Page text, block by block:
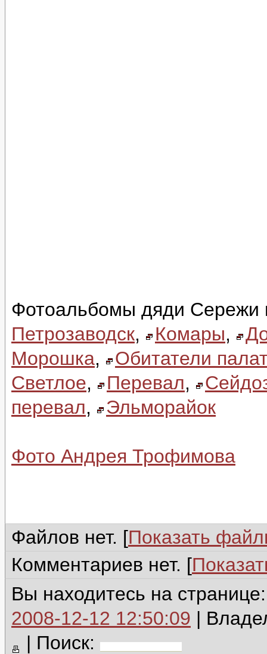
Фотоальбомы дяди Сережи
Петрозаводск, Комары,
Морошка,
Обитатели
Светлое, Перевал,
перевал, Эльморайок
Фото Андрея Трофимова
Файлов нет. [Показать
Комментариев нет. [
Вы находитесь на
2008-12-12 12:50:09 |
| Поиск: